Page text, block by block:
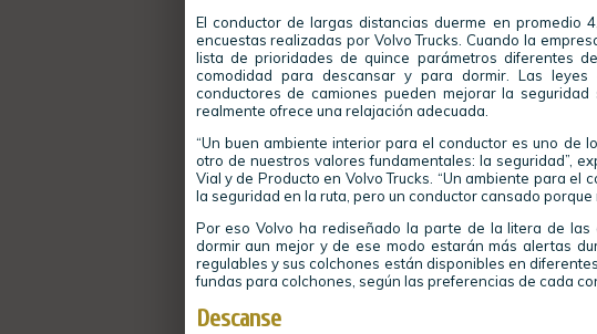
El conductor de largas distancias duerme en promedio
encuestas realizadas por Volvo Trucks. Cuando la
lista de prioridades de quince parámetros diferentes
comodidad para descansar y para dormir. Las
conductores de camiones pueden mejorar la
realmente ofrece una relajación adecuada.
“Un buen ambiente interior para el conductor es uno de
otro de nuestros valores fundamentales: la seguridad”,
Vial y de Producto en Volvo Trucks. “Un ambiente para
la seguridad en la ruta, pero un conductor cansado porque
Por eso Volvo ha rediseñado la parte de la litera de
dormir aun mejor y de ese modo estarán más alertas
regulables y sus colchones están disponibles en
fundas para colchones, según las preferencias de cada
Descanse